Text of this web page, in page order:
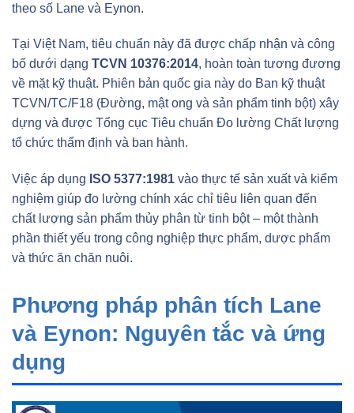
theo số Lane và Eynon.
Tại Việt Nam, tiêu chuẩn này đã được chấp nhận và công
bố dưới dạng TCVN 10376:2014, hoàn toàn tương đương
về mặt kỹ thuật. Phiên bản quốc gia này do Ban kỹ thuật
TCVN/TC/F18 (Đường, mật ong và sản phẩm tinh bột) xây
dựng và được Tổng cục Tiêu chuẩn Đo lường Chất lượng
tổ chức thẩm định và ban hành.
Việc áp dụng ISO 5377:1981 vào thực tế sản xuất và kiểm
nghiệm giúp đo lường chính xác chỉ tiêu liên quan đến
chất lượng sản phẩm thủy phân từ tinh bột – một thành
phần thiết yếu trong công nghiệp thực phẩm, dược phẩm
và thức ăn chăn nuôi.
Phương pháp phân tích Lane
và Eynon: Nguyên tắc và ứng
dụng